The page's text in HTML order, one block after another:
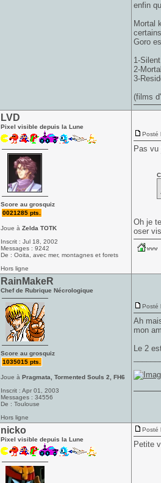
enfin
Mortal
Goro
1-Silent
2-
3-
(films
LVD
Pixel visible depuis la Lune
Score au grosquiz
0021285 pts.
Joue à Zelda TOTK
Inscrit : Jul 18, 2002
Messages : 9242
De : Ooita, avec mer, montagnes et forets
Hors ligne
Posté
Pas vu
Oh je
oser
RainMakeR
Chef de Rubrique Nécrologique
Score au grosquiz
1035015 pts.
Joue à Pragmata, Tormented Souls 2, FH6
Inscrit : Apr 01, 2003
Messages : 34556
De : Toulouse
Hors ligne
Posté
Ah
mon
Le 2
nicko
Pixel visible depuis la Lune
Posté
Petite